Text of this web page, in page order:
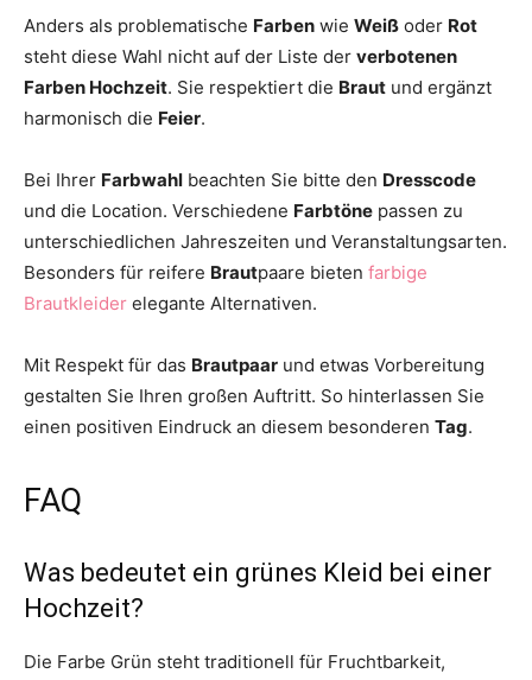
Anders als problematische Farben wie Weiß oder Rot
steht diese Wahl nicht auf der Liste der verbotenen
Farben Hochzeit. Sie respektiert die Braut und ergänzt
harmonisch die Feier.
Bei Ihrer Farbwahl beachten Sie bitte den Dresscode
und die Location. Verschiedene Farbtöne passen zu
unterschiedlichen Jahreszeiten und Veranstaltungsarten.
Besonders für reifere Brautpaare bieten farbige
Brautkleider elegante Alternativen.
Mit Respekt für das Brautpaar und etwas Vorbereitung
gestalten Sie Ihren großen Auftritt. So hinterlassen Sie
einen positiven Eindruck an diesem besonderen Tag.
FAQ
Was bedeutet ein grünes Kleid bei einer
Hochzeit?
Die Farbe Grün steht traditionell für Fruchtbarkeit,